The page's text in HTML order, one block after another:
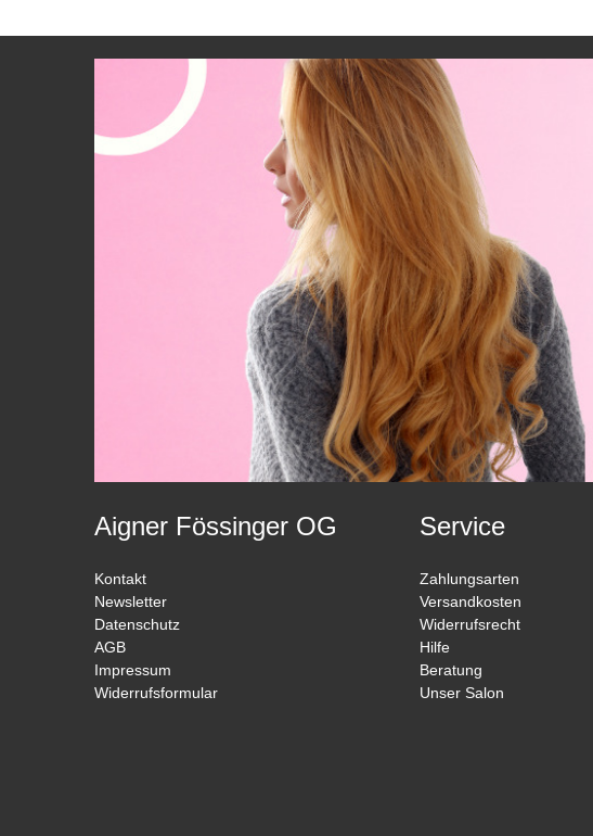
Aigner Fössinger OG
Kontakt
Newsletter
Datenschutz
AGB
Impressum
Widerrufsformular
Service
Zahlungsarten
Versandkosten
Widerrufsrecht
Hilfe
Beratung
Unser Salon